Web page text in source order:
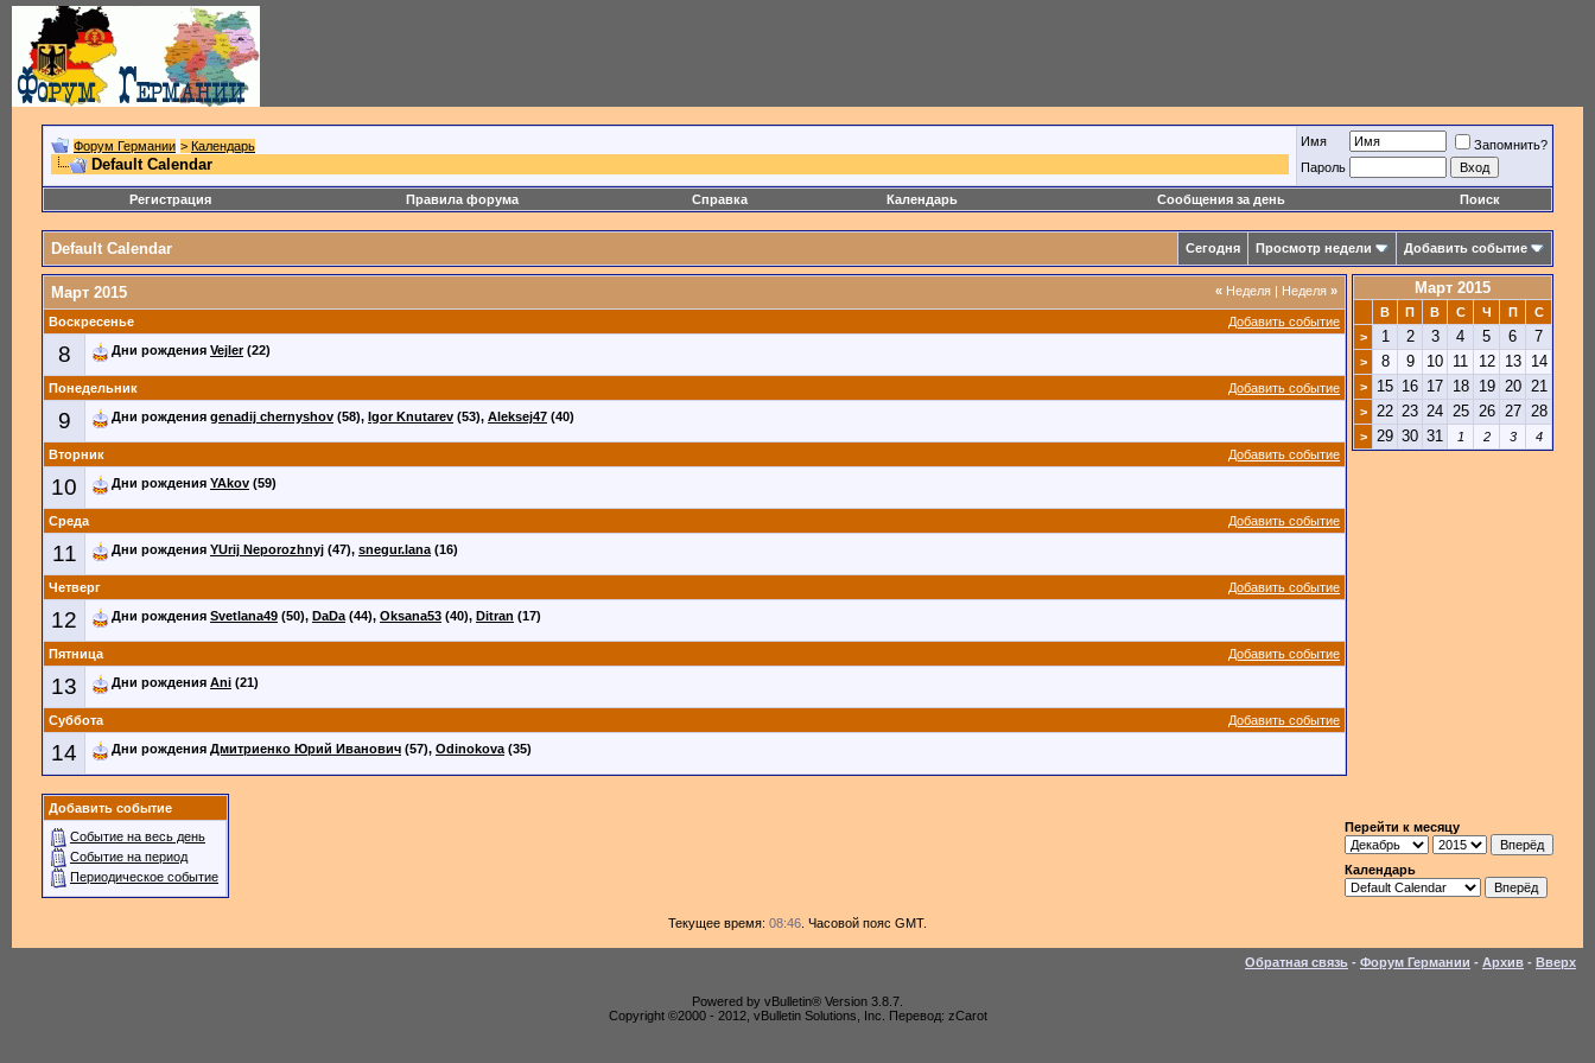
Форум Германии > Календарь
Default Calendar
Имя
Запомнить?
Пароль
Регистрация Правила форума Справка Календарь Сообщения за день Поиск
Default Calendar Сегодня Просмотр недели Добавить событие
« Неделя | Неделя »
Март 2015
Добавить событие
Воскресенье
8 Дни рождения Vejler(22)
Добавить событие
Понедельник
9 Дни рождения genadij chernyshov (58), Igor Knutarev (53), Aleksej47 (40)
Добавить событие
Вторник
10 Дни рождения YAkov (59)
Добавить событие
Среда
11 Дни рождения YUrij Neporozhnyj (47), snegur.lana(16)
Добавить событие
Четверг
12 Дни рождения Svetlana49 (50), DaDa(44), Oksana53 (40), Ditran (17)
Добавить событие
Пятница
13 Дни рождения Ani (21)
Добавить событие
Суббота
14 Дни рождения Дмитриенко Юрий Иванович (57), Odinokova(35)
Март 2015
В П В С Ч П
С
>
1 2 3 4 5 6 7
> 8 9 10 11 12 13 14
> 15 16 17 18 19 20 21
> 22 23 24 25 26 27 28
> 29 30 31 1 2 3 4
Добавить событие
Событие на весь день
Событие на период
Периодическое событие
Перейти к месяцу
Календарь
Текущее время: 08:46 . Часовой пояс GMT.
Обратная связь - Форум Германии - Архив - Вверх
Powered by vBulletin® Version 3.8.7.
Copyright ©2000 - 2012, vBulletin Solutions, Inc. Перевод: zCarot